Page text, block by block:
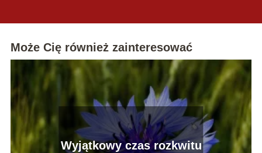
Może Cię również zainteresować
Wyjątkowy czas rozkwitu